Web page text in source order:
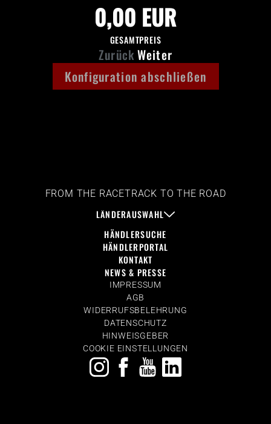
0,00 EUR
GESAMTPREIS
Zurück Weiter
Konfiguration abschließen
FROM THE RACETRACK TO THE ROAD
LÄNDERAUSWAHL
HÄNDLERSUCHE
HÄNDLERPORTAL
KONTAKT
NEWS & PRESSE
IMPRESSUM
AGB
WIDERRUFSBELEHRUNG
DATENSCHUTZ
HINWEISGEBER
COOKIE EINSTELLUNGEN